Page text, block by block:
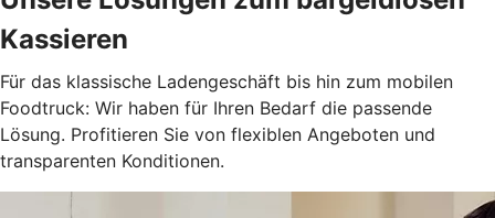
Kassieren
Für das klassische Ladengeschäft bis hin zum mobilen
Foodtruck: Wir haben für Ihren Bedarf die passende
Lösung. Profitieren Sie von flexiblen Angeboten und
transparenten Konditionen.